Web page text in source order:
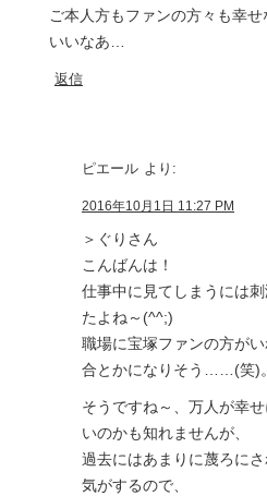
ご本人方もファンの方々も幸
いいなあ…
返信
ピエール より:
2016年10月1日 11:27 PM
＞ぐりさん
こんばんは！
仕事中に見てしまうには
たよね～(^^;)
職場に宝塚ファンの方が
合とかになりそう……(笑)。
そうですね～、万人が幸
いのかも知れませんが、
過去にはあまりに蔑ろに
気がするので、